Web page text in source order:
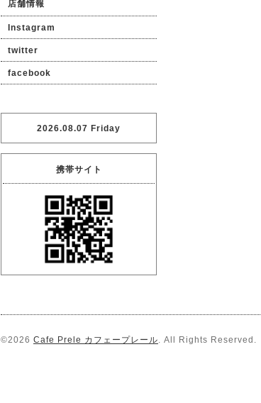
店舗情報
Instagram
twitter
facebook
2026.08.07 Friday
携帯サイト
©2026 Cafe Prele カフェープレール. All Rights Reserved.